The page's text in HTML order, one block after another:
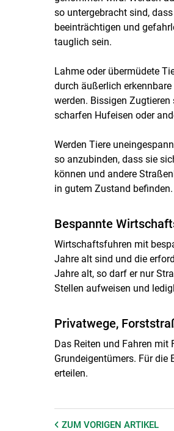
so untergebracht sind,
beeinträchtigen und
tauglich sein.
Lahme oder übermüdete
durch äußerlich
werden. Bissigen
scharfen Hufeisen oder
Werden Tiere
so anzubinden, dass sie
können und andere
in gutem Zustand
Bespannte
Wirtschaftsfuhren mit
Jahre alt sind und die
Jahre alt, so darf er nur
Stellen aufweisen und
Privatwege,
Das Reiten und Fahren
Grundeigentümers. Für
erteilen.
ZUM VORIGEN ARTIKEL